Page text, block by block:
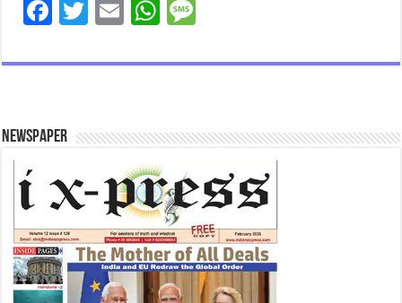
F
e
o
k
T
tt
E
ai
W
at
p
p
sa
e
Newspaper